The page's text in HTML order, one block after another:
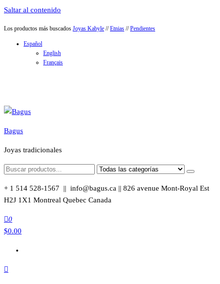
Saltar al contenido
Los productos más buscados Joyas Kabyle //Etnias //Pendientes
Español
English
Français
Bagus
Joyas tradicionales
+ 1 514 528-1567 || info@bagus.ca || 826 avenue Mont-Royal Est
H2J 1X1 Montreal Quebec Canada
0
$0.00